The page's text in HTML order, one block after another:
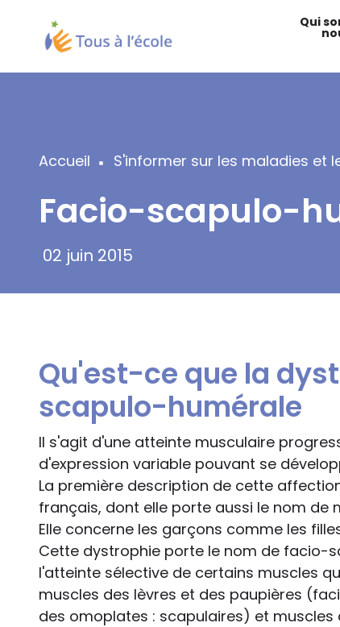
contenu
principal
Qui
Fil
d'Ariane
Accueil S'informer sur les maladies et
Facio-scapulo-
02 juin 2015
Qu'est-ce que la
scapulo-humérale
Il s'agit d'une atteinte musculaire
d'expression variable pouvant se
La première description de cette
français, dont elle porte aussi le nom de
Elle concerne les garçons comme les
Cette dystrophie porte le nom de facio-
l'atteinte sélective de certains muscles
muscles des lèvres et des paupières
des omoplates : scapulaires) et muscles